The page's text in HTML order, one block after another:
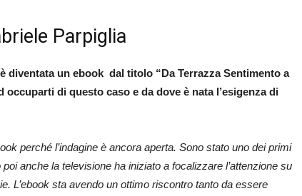
Parpiglia
diventata un ebook dal titolo “Da Terrazza Sentimento a
di questo caso e da dove è nata l’esigenza di
perché l’indagine è ancora aperta. Sono stato uno dei primi
anche la televisione ha iniziato a focalizzare l’attenzione su
L’ebook sta avendo un ottimo riscontro tanto da essere